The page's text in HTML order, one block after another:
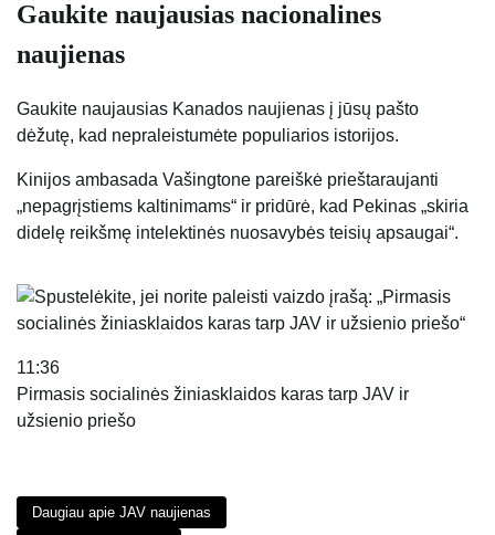
Gaukite naujausias nacionalines
naujienas
Gaukite naujausias Kanados naujienas į jūsų pašto
dėžutę, kad nepraleistumėte populiarios istorijos.
Kinijos ambasada Vašingtone pareiškė prieštaraujanti
„nepagrįstiems kaltinimams“ ir pridūrė, kad Pekinas „skiria
didelę reikšmę intelektinės nuosavybės teisių apsaugai“.
11:36
Pirmasis socialinės žiniasklaidos karas tarp JAV ir
užsienio priešo
Daugiau apie JAV naujienas